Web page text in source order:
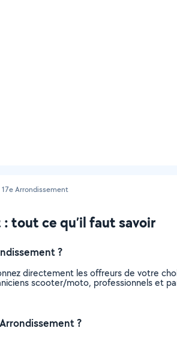
17e Arrondissement
tout ce qu’il faut savoir
?
directement les offreurs de votre
scooter/moto, professionnels et
?